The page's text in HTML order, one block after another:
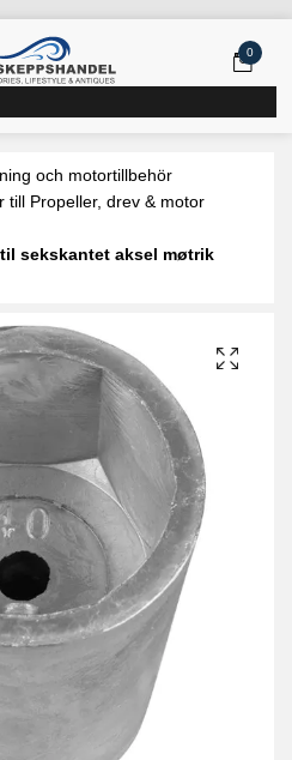
0
och motortillbehör
till Propeller, drev & motor
sekskantet aksel møtrik